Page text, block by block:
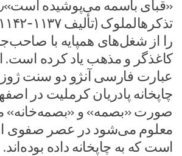
را از شغل‌های همپایه با
کاغذگر و مذهب یاد کرده است.
عبارت فارسی آنژو دو سنت
چاپخانه پادریان کرملیت در
صورت «بصمه» و «بصمه‌خانه»
معلوم می‌شود در عصر صفوی
است که به چاپخانه داده بوده‌اند.